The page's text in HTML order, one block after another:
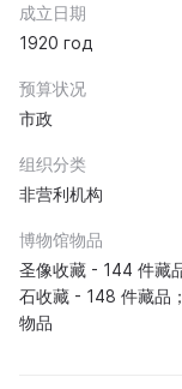
成立日期
1920 год
预算状况
市政
组织分类
非营利机构
博物馆物品
圣像收藏 - 144 件藏
石收藏 - 148 件藏品
物品